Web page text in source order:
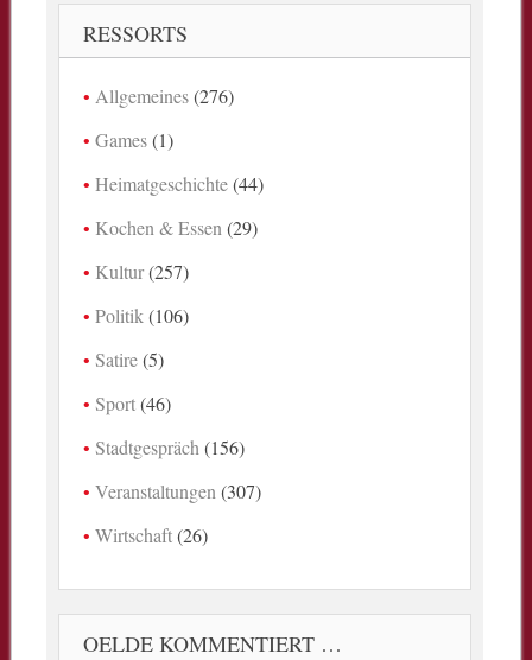
RESSORTS
Allgemeines(276)
Games(1)
Heimatgeschichte(44)
Kochen & Essen (29)
Kultur(257)
Politik (106)
Satire(5)
Sport(46)
Stadtgespräch (156)
Veranstaltungen (307)
Wirtschaft(26)
OELDE KOMMENTIERT …